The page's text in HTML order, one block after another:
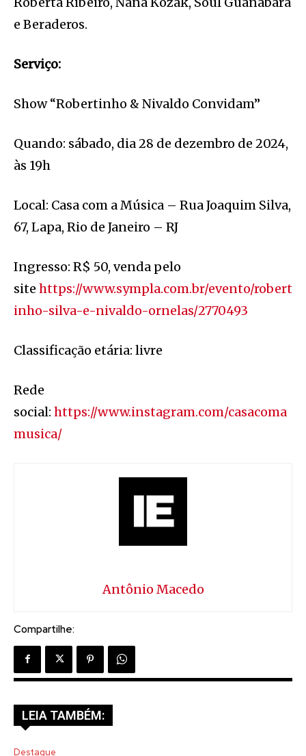
e Beraderos.
Serviço:
Show “Robertinho & Nivaldo Convidam”
Quando: sábado, dia 28 de dezembro de 2024,
às 19h
Local: Casa com a Música – Rua Joaquim Silva,
67, Lapa, Rio de Janeiro – RJ
Ingresso: R$ 50, venda pelo
site https://www.sympla.com.br/evento/robert
inho-silva-e-nivaldo-ornelas/2770493
Classificação etária: livre
Rede
social: https://www.instagram.com/casacoma
musica/
Antônio Macedo
Compartilhe:
LEIA TAMBÉM:
Destaque